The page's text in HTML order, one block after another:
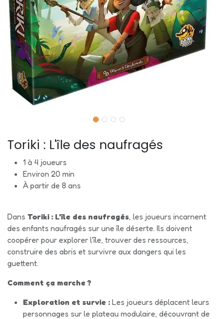
Toriki : L'île des naufragés
1 à 4 joueurs
Environ 20 min
À partir de 8 ans
Dans Toriki : L'île des naufragés , les joueurs incarnent
des enfants naufragés sur une île déserte. Ils doivent
coopérer pour explorer l'île, trouver des ressources,
construire des abris et survivre aux dangers qui les
guettent.
Comment ça marche ?
Exploration et survie : Les joueurs déplacent leurs
personnages sur le plateau modulaire, découvrant de